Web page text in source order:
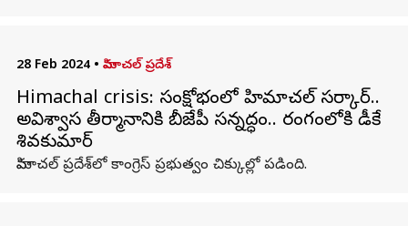
28 Feb 2024 • హిమాచల్ ప్రదేశ్
Himachal crisis: సంక్షోభంలో హిమాచల్ సర్కార్..
అవిశ్వాస తీర్మానానికి బీజేపీ సన్నద్ధం.. రంగంలోకి డీకే
శివకుమార్
హిమాచల్‌ ప్రదేశ్‌లో కాంగ్రెస్‌ ప్రభుత్వం చిక్కుల్లో పడింది.